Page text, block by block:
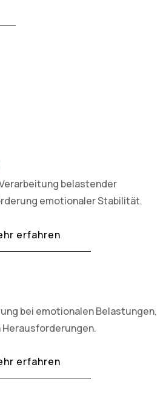
belastender
emotionaler Stabilität.
erfahren
bei emotionalen Belastungen,
erfahren